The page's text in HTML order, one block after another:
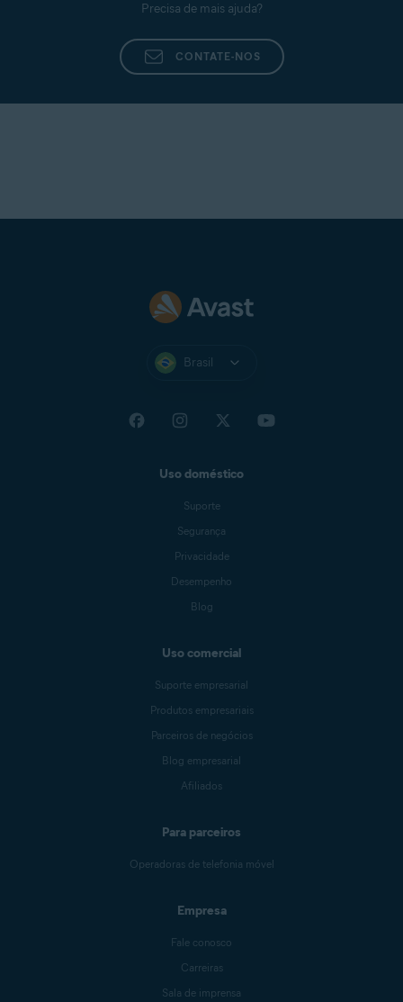
Precisa de mais ajuda?
CONTATE-NOS
Brasil
Uso doméstico
Suporte
Segurança
Privacidade
Desempenho
Blog
Uso comercial
Suporte empresarial
Produtos empresariais
Parceiros de negócios
Blog empresarial
Afiliados
Para parceiros
Operadoras de telefonia móvel
Empresa
Fale conosco
Carreiras
Sala de imprensa